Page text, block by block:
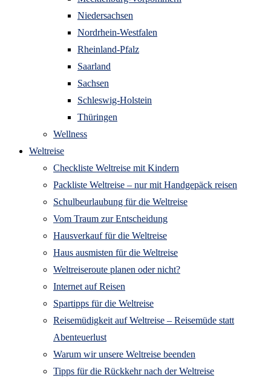
Niedersachsen
Nordrhein-Westfalen
Rheinland-Pfalz
Saarland
Sachsen
Schleswig-Holstein
Thüringen
Wellness
Weltreise
Checkliste Weltreise mit Kindern
Packliste Weltreise – nur mit Handgepäck reisen
Schulbeurlaubung für die Weltreise
Vom Traum zur Entscheidung
Hausverkauf für die Weltreise
Haus ausmisten für die Weltreise
Weltreiseroute planen oder nicht?
Internet auf Reisen
Spartipps für die Weltreise
Reisemüdigkeit auf Weltreise – Reisemüde statt
Abenteuerlust
Warum wir unsere Weltreise beenden
Tipps für die Rückkehr nach der Weltreise